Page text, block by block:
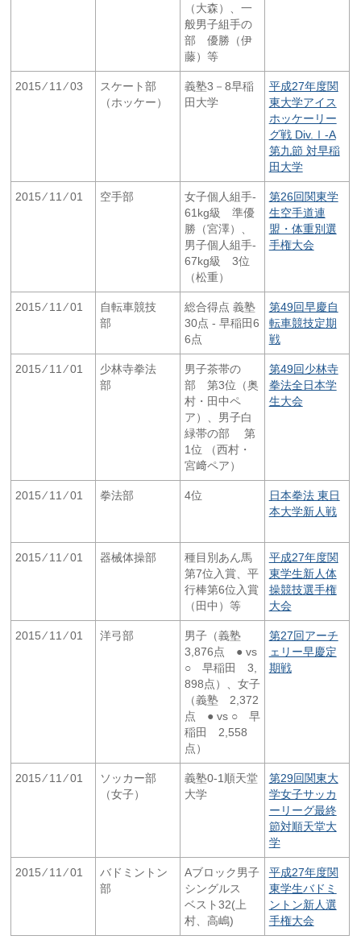
（大森）、一
般男子組手の
部 優勝（伊
藤）等
2015 ⁄ 11 ⁄ 03
スケート部
（ホッケー）
義塾3－8早稲
田大学
平成27年度関
東大学アイス
ホッケーリー
グ戦 Div.Ⅰ-A
第九節 対早稲
田大学
2015 ⁄ 11 ⁄ 01 空手部
女子個人組手-
61kg級 準優
勝（宮澤）、
男子個人組手-
67kg級 3位
（松重）
第26回関東学
生空手道連
盟・体重別選
手権大会
2015 ⁄ 11 ⁄ 01
自転車競技
部
総合得点 義塾
30点 - 早稲田6
6点
第49回早慶自
転車競技定期
戦
2015 ⁄ 11 ⁄ 01
少林寺拳法
部
男子茶帯の
部 第3位（奥
村・田中ペ
ア）、男子白
緑帯の部 第
1位 （西村・
宮﨑ペア）
第49回少林寺
拳法全日本学
生大会
2015 ⁄ 11 ⁄ 01 拳法部 4位
日本拳法 東日
本大学新人戦
2015 ⁄ 11 ⁄ 01 器械体操部
種目別あん馬
第7位入賞、平
行棒第6位入賞
（田中）等
平成27年度関
東学生新人体
操競技選手権
大会
2015 ⁄ 11 ⁄ 01 洋弓部
男子（義塾
3,876点 ● vs
○ 早稲田 3,
898点）、女子
（義塾 2,372
点 ● vs ○ 早
稲田 2,558
点）
第27回アーチ
ェリー早慶定
期戦
2015 ⁄ 11 ⁄ 01
ソッカー部
（女子）
義塾0-1順天堂
大学
第29回関東大
学女子サッカ
ーリーグ最終
節対順天堂大
学
2015 ⁄ 11 ⁄ 01
バドミントン
部
Aブロック男子
シングルス
ベスト32(上
村、高嶋)
平成27年度関
東学生バドミ
ントン新人選
手権大会